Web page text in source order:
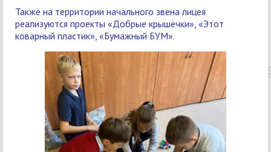
Также на территории начального звена лицея
реализуются проекты «Добрые крышечки», «Этот
коварный пластик», «Бумажный БУМ».